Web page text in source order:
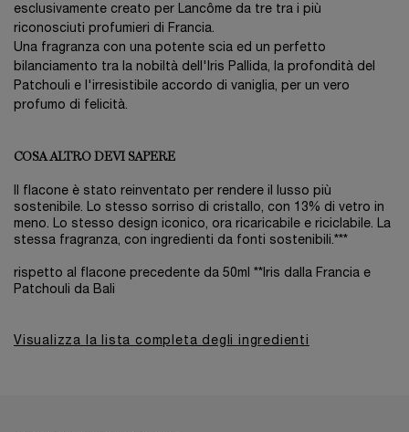
esclusivamente creato per Lancôme da tre tra i più
riconosciuti profumieri di Francia.
Una fragranza con una potente scia ed un perfetto
bilanciamento tra la nobiltà dell'Iris Pallida, la profondità del
Patchouli e l'irresistibile accordo di vaniglia, per un vero
profumo di felicità.
COSA ALTRO DEVI SAPERE
Il flacone è stato reinventato per rendere il lusso più
sostenibile. Lo stesso sorriso di cristallo, con 13% di vetro in
meno. Lo stesso design iconico, ora ricaricabile e riciclabile. La
stessa fragranza, con ingredienti da fonti sostenibili.***
rispetto al flacone precedente da 50ml **Iris dalla Francia e
Patchouli da Bali
Visualizza la lista completa degli ingredienti